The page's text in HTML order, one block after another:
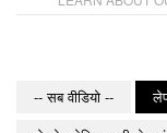
-- सब वीडियो --